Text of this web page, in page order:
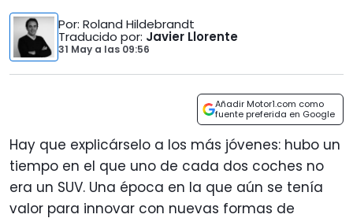
Por: Roland Hildebrandt
Traducido por: Javier Llorente
31 May a las 09:56
Añadir Motor1.com como
fuente preferida en Google
Hay que explicárselo a los más jóvenes: hubo un
tiempo en el que uno de cada dos coches no
era un SUV. Una época en la que aún se tenía
valor para innovar con nuevas formas de